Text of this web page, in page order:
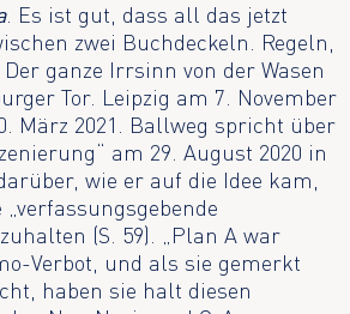
. Es ist gut, dass all das jetzt
zwei Buchdeckeln. Regeln,
ganze Irrsinn von der Wasen
Tor. Leipzig am 7. November
März 2021. Ballweg spricht über
am 29. August 2020 in
wie er auf die Idee kam,
(S. 59). „Plan A war
Verbot, und als sie gemerkt
haben sie halt diesen